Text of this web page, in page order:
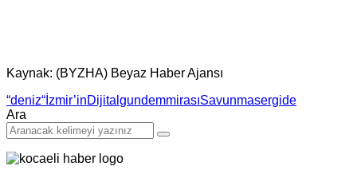
Kaynak: (BYZHA) Beyaz Haber Ajansı
“deniz“İzmir’inDijital gundemmirasıSavunmasergide
Ara